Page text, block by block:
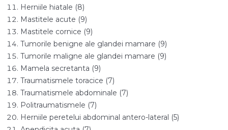
Herniile hiatale (8)
Mastitele acute (9)
Mastitele cornice (9)
Tumorile benigne ale glandei mamare (9)
Tumorile maligne ale glandei mamare (9)
Mamela secretanta (9)
Traumatismele toracice (7)
Traumatismele abdominale (7)
Politraumatismele (7)
Herniile peretelui abdominal antero-lateral (5)